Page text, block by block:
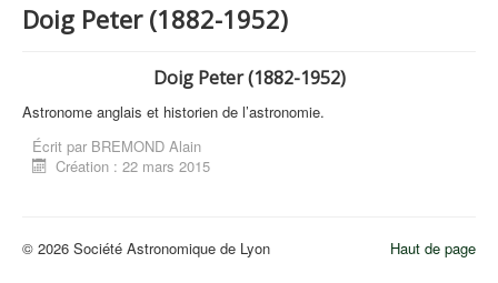
Doig Peter (1882-1952)
Doig Peter (1882-1952)
Astronome anglais et historien de l’astronomie.
Écrit par BREMOND Alain
Création : 22 mars 2015
Haut de page
© 2026 Société Astronomique de Lyon